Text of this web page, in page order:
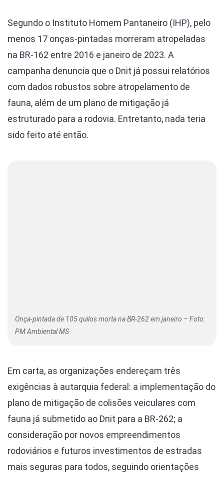
Segundo o Instituto Homem Pantaneiro (IHP), pelo
menos 17 onças-pintadas morreram atropeladas
na BR-162 entre 2016 e janeiro de 2023. A
campanha denuncia que o Dnit já possui relatórios
com dados robustos sobre atropelamento de
fauna, além de um plano de mitigação já
estruturado para a rodovia. Entretanto, nada teria
sido feito até então.
Onça-pintada de 105 quilos morta na BR-262 em janeiro – Foto:
PM Ambiental MS
Em carta, as organizações endereçam três
exigências à autarquia federal: a implementação do
plano de mitigação de colisões veiculares com
fauna já submetido ao Dnit para a BR-262; a
consideração por novos empreendimentos
rodoviários e futuros investimentos de estradas
mais seguras para todos, seguindo orientações